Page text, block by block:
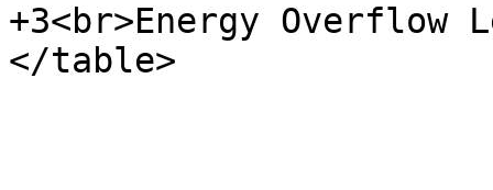
+3<br>Energy Overflow